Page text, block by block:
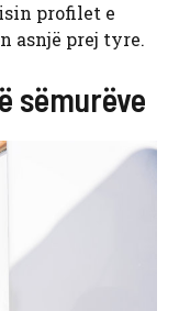
profilet e
asnjë prej tyre.
sëmurëve